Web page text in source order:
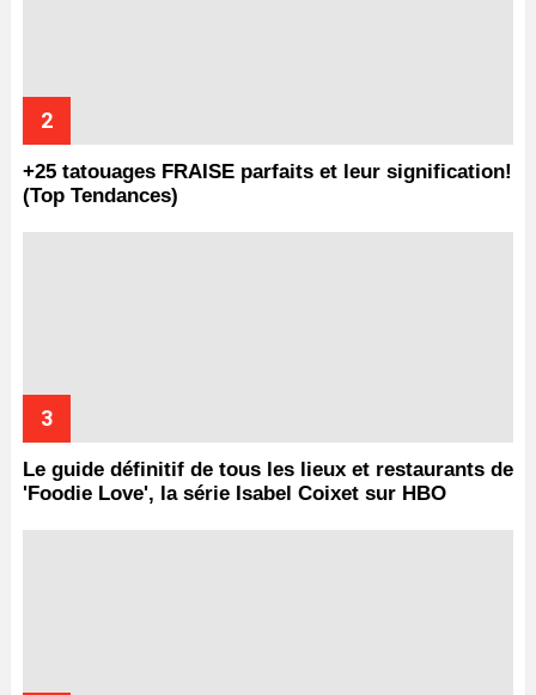
+25 tatouages ​​FRAISE parfaits et leur signification!
(Top Tendances)
Le guide définitif de tous les lieux et restaurants de
'Foodie Love', la série Isabel Coixet sur HBO